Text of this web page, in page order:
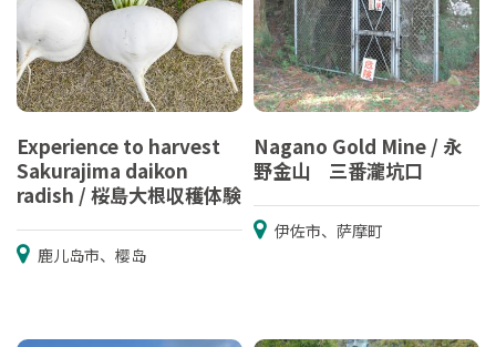
Experience to harvest
Sakurajima daikon
radish / 桜島大根収穫体験
鹿儿岛市、樱岛
Nagano Gold Mine / 永
野金山 三番瀧坑口
伊佐市、萨摩町